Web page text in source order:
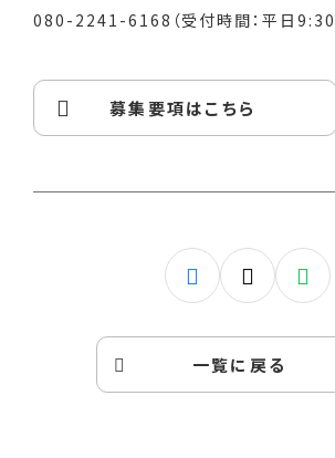
080-2241-6168（受付時間：平日9:30
募集要項はこちら
一覧に戻る